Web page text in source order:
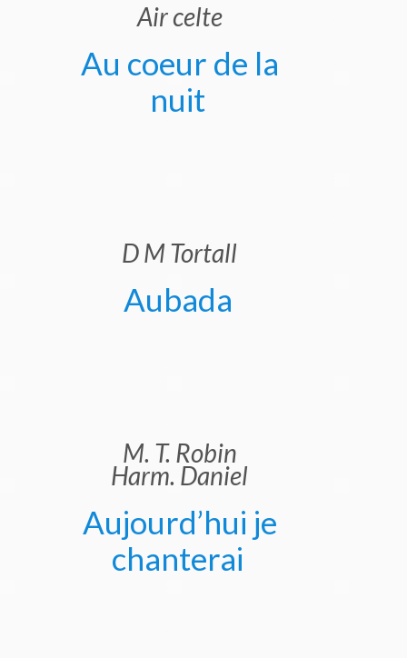
Air celte
Au coeur de la
nuit
D M Tortall
Aubada
M. T. Robin
Harm. Daniel
Aujourd’hui je
chanterai